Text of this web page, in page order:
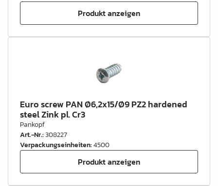
Produkt anzeigen
Euro screw PAN Ø6,2x15/Ø9 PZ2 hardened
steel Zink pl. Cr3
Pankopf
Art.-Nr.:308227
Verpackungseinheiten:4500
Produkt anzeigen